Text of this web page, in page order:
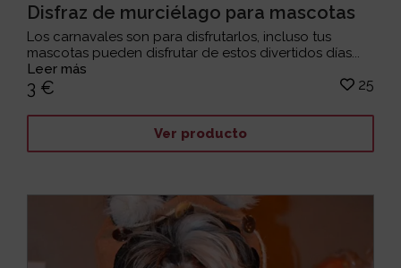
Disfraz de murciélago para mascotas
Los carnavales son para disfrutarlos, incluso tus
mascotas pueden disfrutar de estos divertidos días...
Leer más
3 € 25
Ver producto